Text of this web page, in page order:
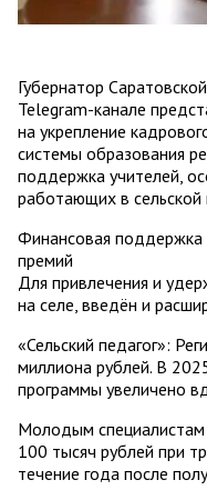
Губернатор
Telegram-канале
на укрепление
системы образования
поддержка учителей,
работающих в сельской
Финансовая
премий
Для привлечения и
на селе, введён и
«Сельский педагог»:
миллиона рублей. В
программы увеличено
Молодым специалистам
100 тысяч рублей при
течение года после